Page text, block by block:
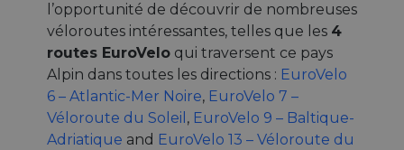
l’opportunité de découvrir de nombreuses
véloroutes intéressantes, telles que les 4
routes EuroVelo qui traversent ce pays
Alpin dans toutes les directions : EuroVelo
6 – Atlantic-Mer Noire, EuroVelo 7 –
Véloroute du Soleil , EuroVelo 9 – Baltique-
Adriatique and EuroVelo 13 – Véloroute du